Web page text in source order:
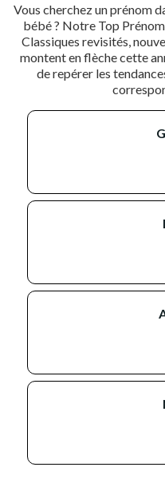
Vous cherchez un prénom
bébé ? Notre Top
Classiques revisités,
montent en flèche cette
de repérer les